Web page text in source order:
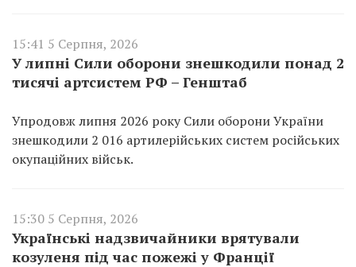
15:41 5 Серпня, 2026
У липні Сили оборони знешкодили понад 2
тисячі артсистем РФ – Генштаб
Упродовж липня 2026 року Сили оборони України
знешкодили 2 016 артилерійських систем російських
окупаційних військ.
15:30 5 Серпня, 2026
Українські надзвичайники врятували
козуленя під час пожежі у Франції